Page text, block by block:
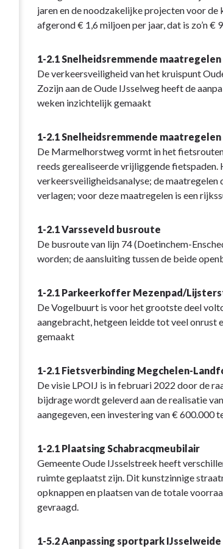
jaren en de noodzakelijke projecten voor
afgerond € 1,6 miljoen per jaar, dat is zo’n
1-2.1 Snelheidsremmende
De verkeersveiligheid van het kruispunt
Zozijn aan de Oude IJsselweg heeft de
weken inzichtelijk gemaakt
1-2.1 Snelheidsremmende
De Marmelhorstweg vormt in het
reeds gerealiseerde vrijliggende fietspaden.
verkeersveiligheidsanalyse; de
verlagen; voor deze maatregelen is een
1-2.1 Varsseveld busroute
De busroute van lijn 74 (Doetinchem-
worden; de aansluiting tussen de beide
1-2.1 Parkeerkoffer Mezenpad/
De Vogelbuurt is voor het grootste deel
aangebracht, hetgeen leidde tot veel
gemaakt
1-2.1 Fietsverbinding Megchelen-
De visie LPOIJ is in februari 2022 door de
bijdrage wordt geleverd aan de realisatie
aangegeven, een investering van €
1-2.1 Plaatsing Schabracqmeubilair
Gemeente Oude IJsselstreek heeft
ruimte geplaatst zijn. Dit kunstzinnige
opknappen en plaatsen van de totale
gevraagd.
1-5.2 Aanpassing sportpark IJsselweide